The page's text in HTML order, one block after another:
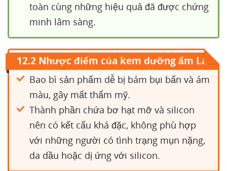
toàn cùng những hiệu quả đã được chứng
minh lâm sàng.
12.2 Nhược điểm của kem dưỡng ẩm La
Roche Posay Cicaplast Baume B5
Bao bì sản phẩm dễ bị bám bụi bẩn và ám
màu, gây mất thẩm mỹ.
Thành phần chứa bơ hạt mỡ và silicon
nên có kết cấu khá đặc, không phù hợp
với những người có tình trạng mụn nặng,
da dầu hoặc dị ứng với silicon.